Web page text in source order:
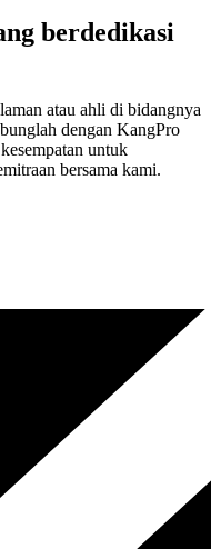
berdedikasi
atau ahli di bidangnya
dengan KangPro
untuk
bersama kami.